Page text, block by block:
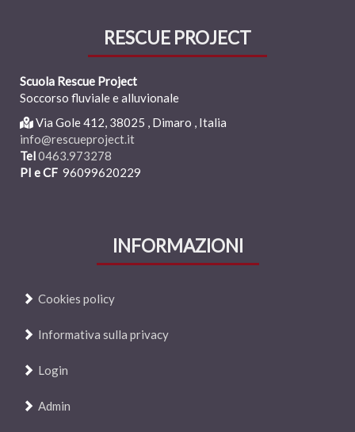
RESCUE PROJECT
Scuola Rescue Project
Soccorso fluviale e alluvionale
Via Gole 412, 38025 , Dimaro , Italia
info@rescueproject.it
Tel0463.973278
PI e CF 96099620229
INFORMAZIONI
Cookies policy
Informativa sulla privacy
Login
Admin